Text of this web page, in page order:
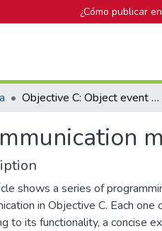
¿Cómo publicar
Objective C: Object event communication methods analysis
shows a series of
in Objective C. Each
to its functionality, a concise